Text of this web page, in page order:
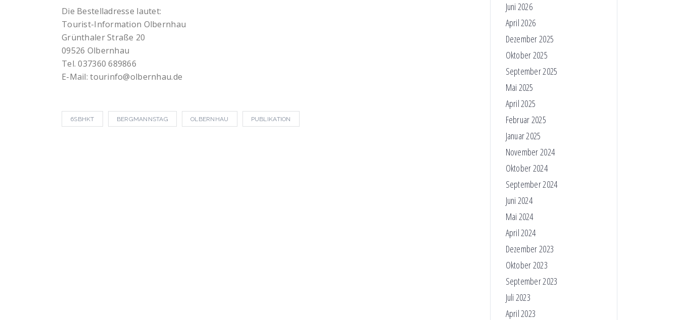
Die Bestelladresse lautet:
Tourist-Information Olbernhau
Grünthaler Straße 20
09526 Olbernhau
Tel. 037360 689866
E-Mail: tourinfo@olbernhau.de
6SBHKT BERGMANNSTAG OLBERNHAU PUBLIKATION
Juni 2026
April 2026
Dezember 2025
Oktober 2025
September 2025
Mai 2025
April 2025
Februar 2025
Januar 2025
November 2024
Oktober 2024
September 2024
Juni 2024
Mai 2024
April 2024
Dezember 2023
Oktober 2023
September 2023
Juli 2023
April 2023